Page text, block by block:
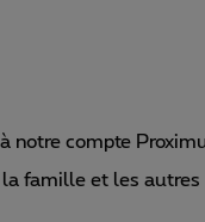
notre compte
famille et les autres